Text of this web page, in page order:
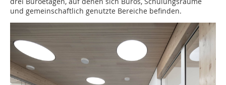
und gemeinschaftlich genutzte Bereiche befinden.